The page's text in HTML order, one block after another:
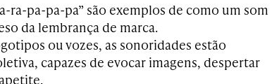
ra-pa-pa-pa” são exemplos de como um som
da lembrança de marca.
ou vozes, as sonoridades estão
capazes de evocar imagens, despertar